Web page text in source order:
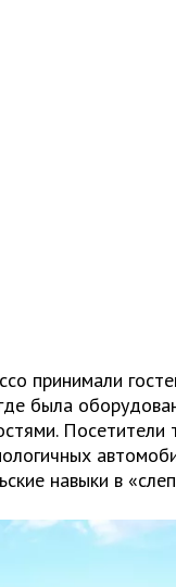
принимали
была
Посетители
навыки в